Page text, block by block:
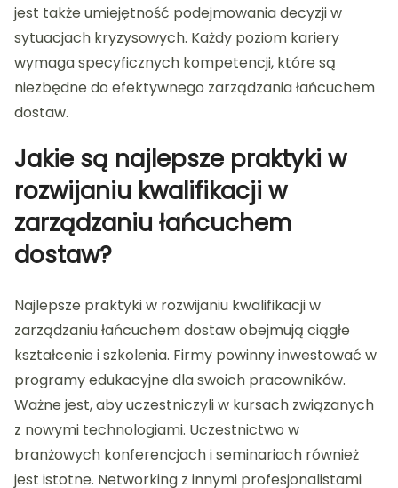
jest także umiejętność podejmowania decyzji w
sytuacjach kryzysowych. Każdy poziom kariery
wymaga specyficznych kompetencji, które są
niezbędne do efektywnego zarządzania łańcuchem
dostaw.
Jakie są najlepsze praktyki w
rozwijaniu kwalifikacji w
zarządzaniu łańcuchem
dostaw?
Najlepsze praktyki w rozwijaniu kwalifikacji w
zarządzaniu łańcuchem dostaw obejmują ciągłe
kształcenie i szkolenia. Firmy powinny inwestować w
programy edukacyjne dla swoich pracowników.
Ważne jest, aby uczestniczyli w kursach związanych
z nowymi technologiami. Uczestnictwo w
branżowych konferencjach i seminariach również
jest istotne. Networking z innymi profesjonalistami